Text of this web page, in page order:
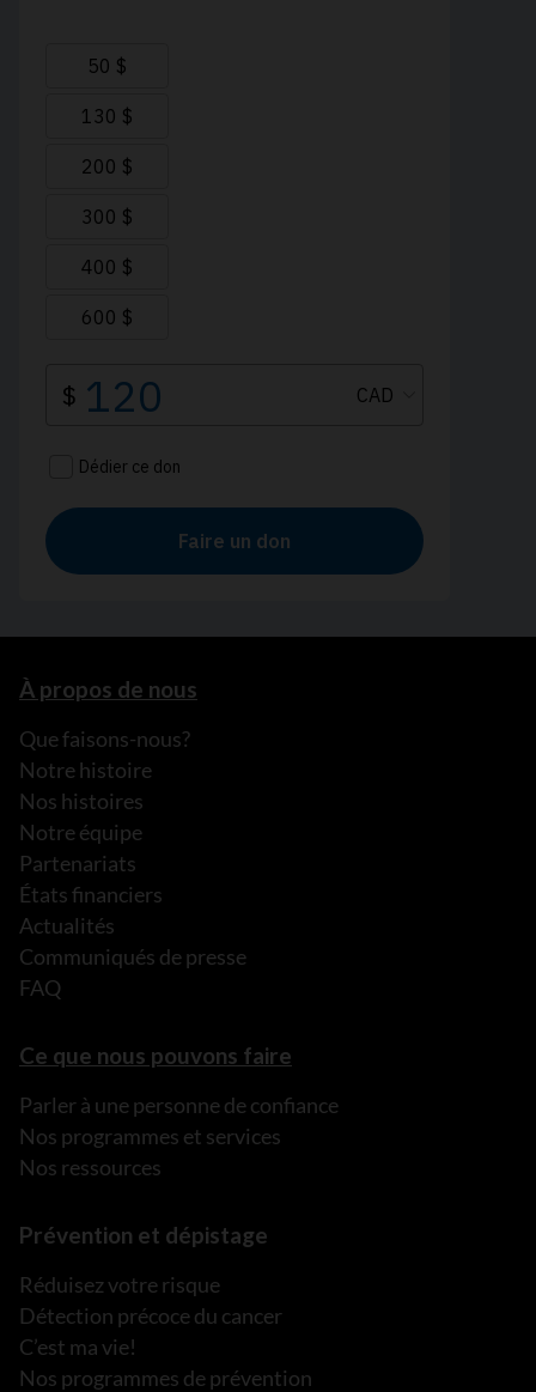
À propos de nous
Que faisons-nous?
Notre histoire
Nos histoires
Notre équipe
Partenariats
États financiers
Actualités
Communiqués de presse
FAQ
Ce que nous pouvons faire
Parler à une personne de confiance
Nos programmes et services
Nos ressources
Prévention et dépistage
Réduisez votre risque
Détection précoce du cancer
C’est ma vie!
Nos programmes de prévention